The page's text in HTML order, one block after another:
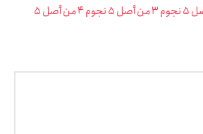
3 من أصل 5 نجوم
4 من أصل 5